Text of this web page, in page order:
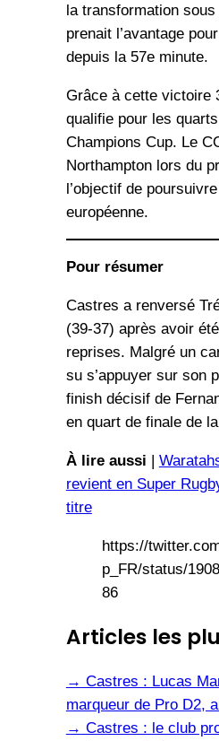
la transformation
prenait l’avantage
depuis la 57e minute.
Grâce à cette victoire
qualifie pour les
Champions Cup. Le
Northampton lors du
l’objectif de
européenne.
Pour résumer
Castres a renversé
(39-37) après avoir
reprises. Malgré un
su s’appuyer sur son
finish décisif de
en quart de finale de
À lire aussi |
revient en Super
titre
https://
p_FR/status/
86
Articles les
→ Castres : Lucas
marqueur de Pro D2,
→ Castres : le club